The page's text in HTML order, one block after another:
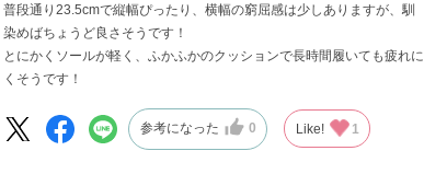
普段通り23.5cmで縦幅ぴったり、横幅の窮屈感は少しありますが、馴
染めばちょうど良さそうです！
とにかくソールが軽く、ふかふかのクッションで長時間履いても疲れに
くそうです！
参考になった 0 Like! 1